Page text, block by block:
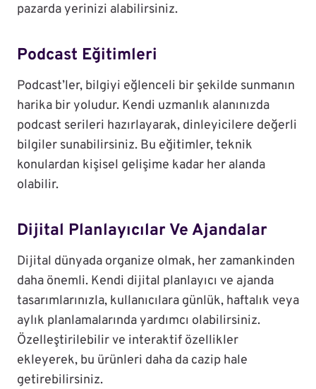
pazarda yerinizi alabilirsiniz.
Podcast Eğitimleri
Podcast’ler, bilgiyi eğlenceli bir şekilde sunmanın
harika bir yoludur. Kendi uzmanlık alanınızda
podcast serileri hazırlayarak, dinleyicilere değerli
bilgiler sunabilirsiniz. Bu eğitimler, teknik
konulardan kişisel gelişime kadar her alanda
olabilir.
Dijital Planlayıcılar Ve Ajandalar
Dijital dünyada organize olmak, her zamankinden
daha önemli. Kendi dijital planlayıcı ve ajanda
tasarımlarınızla, kullanıcılara günlük, haftalık veya
aylık planlamalarında yardımcı olabilirsiniz.
Özelleştirilebilir ve interaktif özellikler
ekleyerek, bu ürünleri daha da cazip hale
getirebilirsiniz.